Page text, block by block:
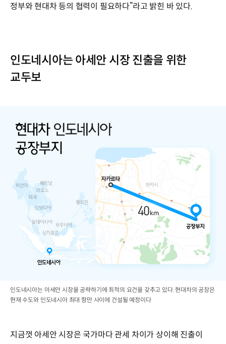
정부와 현대차 등의 협력이 필요하다”라고 밝힌 바 있다.
인도네시아는 아세안 시장 진출을 위한
교두보
인도네시아는 아세안 시장을 공략하기에 최적의 요건을 갖추고 있다. 현대차의 공장은
현재 수도와 인도네시아 최대 항만 사이에 건설될 예정이다
지금껏 아세안 시장은 국가마다 관세 차이가 상이해 진출이